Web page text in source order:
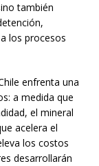
también
los procesos
enfrenta una
a medida que
el mineral
acelera el
los costos
desarrollarán